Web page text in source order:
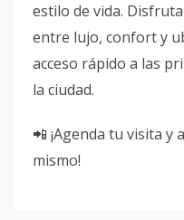
estilo de vida.
entre lujo, confort y
acceso rápido a las
la ciudad.
📲 ¡Agenda tu visita
mismo!